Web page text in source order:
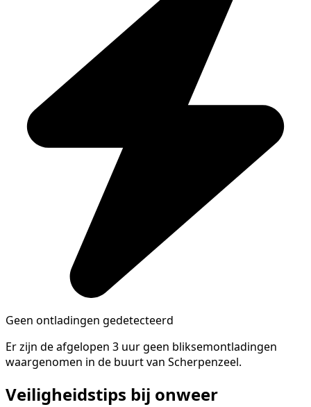
Geen ontladingen gedetecteerd
Er zijn de afgelopen 3 uur geen bliksemontladingen
waargenomen in de buurt van Scherpenzeel.
Veiligheidstips bij onweer